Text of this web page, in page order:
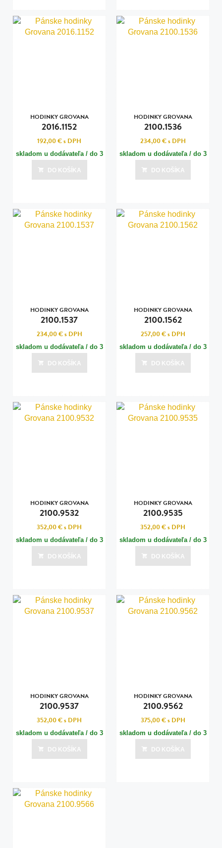
HODINKY GROVANA
2016.1152
192,00 €s DPH
skladom u dodávateľa / do 3
dní
Posledná aktualizácia dnes o 07:00
DO KOŠÍKA
HODINKY GROVANA
2100.1536
234,00 €s DPH
skladom u dodávateľa / do 3
dní
Posledná aktualizácia dnes o 07:00
DO KOŠÍKA
HODINKY GROVANA
2100.1537
234,00 €s DPH
skladom u dodávateľa / do 3
dní
Posledná aktualizácia dnes o 07:00
DO KOŠÍKA
HODINKY GROVANA
2100.1562
257,00 €s DPH
skladom u dodávateľa / do 3
dní
Posledná aktualizácia dnes o 07:00
DO KOŠÍKA
HODINKY GROVANA
2100.9532
352,00 €s DPH
skladom u dodávateľa / do 3
dní
Posledná aktualizácia dnes o 07:00
DO KOŠÍKA
HODINKY GROVANA
2100.9535
352,00 €s DPH
skladom u dodávateľa / do 3
dní
Posledná aktualizácia dnes o 07:00
DO KOŠÍKA
HODINKY GROVANA
2100.9537
352,00 €s DPH
skladom u dodávateľa / do 3
dní
Posledná aktualizácia dnes o 07:00
DO KOŠÍKA
HODINKY GROVANA
2100.9562
375,00 €s DPH
skladom u dodávateľa / do 3
dní
Posledná aktualizácia dnes o 07:00
DO KOŠÍKA